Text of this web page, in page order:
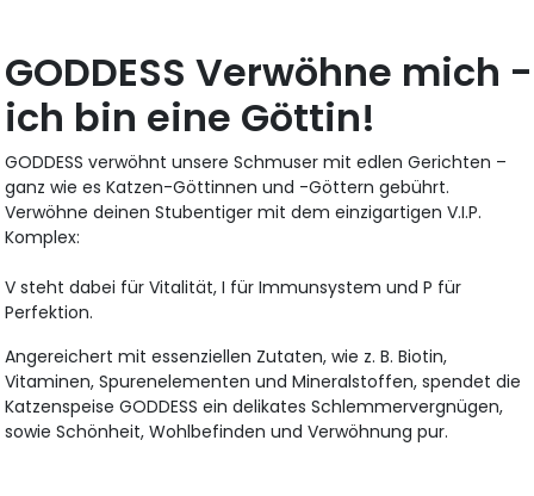
GODDESS Verwöhne mich -
ich bin eine Göttin!
GODDESS verwöhnt unsere Schmuser mit edlen Gerichten –
ganz wie es Katzen-Göttinnen und -Göttern gebührt.
Verwöhne deinen Stubentiger mit dem einzigartigen V.I.P.
Komplex:
V steht dabei für Vitalität, I für Immunsystem und P für
Perfektion.
Angereichert mit essenziellen Zutaten, wie z. B. Biotin,
Vitaminen, Spurenelementen und Mineralstoffen, spendet die
Katzenspeise GODDESS ein delikates Schlemmervergnügen,
sowie Schönheit, Wohlbefinden und Verwöhnung pur.